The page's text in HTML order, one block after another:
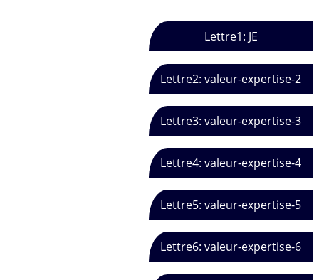
Lettre1: JE
Lettre2: valeur-expertise-2
Lettre3: valeur-expertise-3
Lettre4: valeur-expertise-4
Lettre5: valeur-expertise-5
Lettre6: valeur-expertise-6